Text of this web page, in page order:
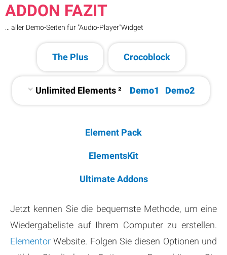
ADDON FAZIT
... aller Demo-Seiten für "Audio-Player"Widget
The Plus Crocoblock
Unlimited Elements ² Demo1 Demo2
Element Pack
ElementsKit
Ultimate Addons
Jetzt kennen Sie die bequemste Methode, um eine
Wiedergabeliste auf Ihrem Computer zu erstellen.
Elementor Website. Folgen Sie diesen Optionen und